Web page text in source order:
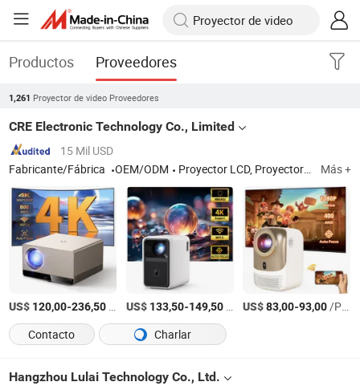
Productos Proveedores
1,261 Proyector de video Proveedores
CRE Electronic Technology Co., Limited
15 Mil USD
Fabricante/Fábrica
OEM/ODM Proyector LCD, Proyector LED, Proyector, Proyector portátil, Proyector de cine en casa, Proyector mini, Proyector HD, Proyector digital, Proyector multimedia, Proyector de video Más +
US$ 120,00-236,50 US$ 133,50-149,50/Pieza US$83,00-93,00/Pieza
Contacto
Charlar
Hangzhou Lulai Technology Co., Ltd.